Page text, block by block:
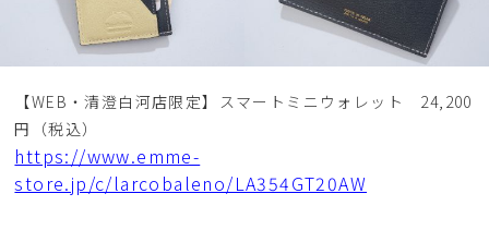
【WEB・清澄白河店限定】スマートミニウォレット 24,200
円（税込）
https://www.emme-
store.jp/c/larcobaleno/LA354GT20AW